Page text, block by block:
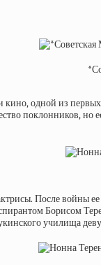
кино, одной из
поклонников, но
После
Борисом
училища